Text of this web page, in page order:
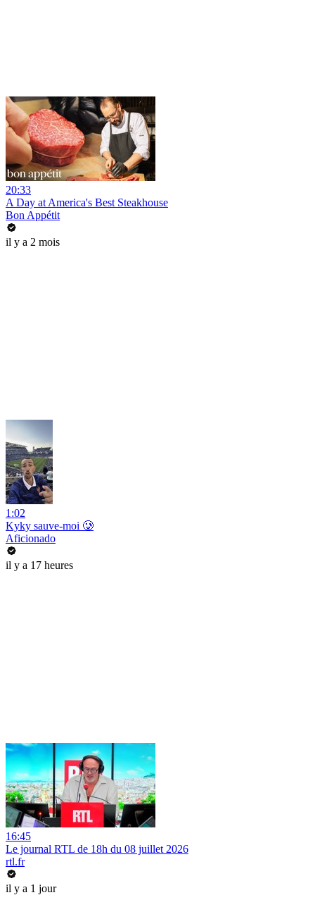
20:33
A Day at America's Best Steakhouse
Bon Appétit
il y a 2 mois
1:02
Kyky sauve-moi 🥲
Aficionado
il y a 17 heures
16:45
Le journal RTL de 18h du 08 juillet 2026
rtl.fr
il y a 1 jour